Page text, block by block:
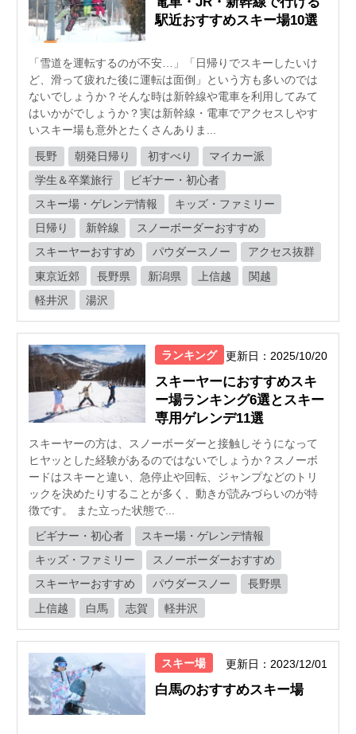
駅近おすすめスキー場10選
「雪道を運転するのが不安…」「日帰りでスキーしたいけ
ど、滑って疲れた後に運転は面倒」という方も多いのでは
ないでしょうか？そんな時は新幹線や電車を利用してみて
はいかがでしょうか？実は新幹線・電車でアクセスしやす
いスキー場も意外とたくさんありま...
長野 朝発日帰り 初すべり
マイカー派
学生＆卒業旅行
ビギナー・初心者
スキー場・ゲレンデ情報
キッズ・ファミリー
日帰り
新幹線
スノーボーダーおすすめ
スキーヤーおすすめ
パウダースノー
アクセス抜群
東京近郊
長野県 新潟県 上信越
関越
軽井沢
湯沢
ランキング 更新日：2025/10/20
スキーヤーにおすすめスキ
ー場ランキング6選とスキー
専用ゲレンデ11選
スキーヤーの方は、スノーボーダーと接触しそうになって
ヒヤッとした経験があるのではないでしょうか？スノーボ
ードはスキーと違い、急停止や回転、ジャンプなどのトリ
ックを決めたりすることが多く、動きが読みづらいのが特
徴です。 また立った状態で...
ビギナー・初心者
スキー場・ゲレンデ情報
キッズ・ファミリー
スノーボーダーおすすめ
スキーヤーおすすめ
パウダースノー
長野県
上信越
白馬 志賀 軽井沢
スキー場 更新日：2023/12/01
白馬のおすすめスキー場